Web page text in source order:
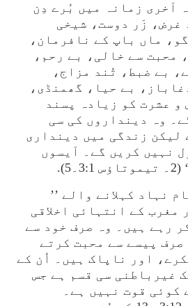
آخری زمانہ میں بُرے دِن
غرض، زَر دوست، شیخی
ماں باپ کے نافرمان،
محبت سے خالی، بے رحم،
بے ضبط، تُند مزاج،
بے حیا، گھمنڈی،
و عشرت کو زیادہ پسند
وہ دینداروں کی سی
لیکن زندگی میں دینداری
نہیں کریں گے۔ اَیسوں
نہاد کہلانے والے ’’
مغرب کے انتہائی اخلاقی
رہے ہیں۔ وہ صرف خود سے
صرف پیسے سے محبت کرتے
اور ناپاک ہیں۔ اُن کے
غیرباطنی سی قسم ہے جس
کوئی قوت نہیں ہے۔